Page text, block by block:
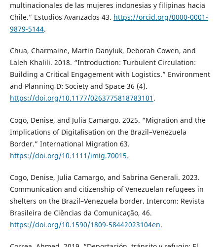
multinacionales de las mujeres indonesias y filipinas hacia
Chile.” Estudios Avanzados 43. https://orcid.org/0000-0001-
9879-5144.
Chua, Charmaine, Martin Danyluk, Deborah Cowen, and
Laleh Khalili. 2018. “Introduction: Turbulent Circulation:
Building a Critical Engagement with Logistics.” Environment
and Planning D: Society and Space 36 (4).
https://doi.org/10.1177/0263775818783101 .
Cogo, Denise, and Julia Camargo. 2025. “Migration and the
Implications of Digitalisation on the Brazil–Venezuela
Border.” International Migration 63.
https://doi.org/10.1111/imig.70015.
Cogo, Denise, Julia Camargo, and Sabrina Generali. 2023.
Communication and citizenship of Venezuelan refugees in
shelters on the Brazil–Venezuela border. Intercom: Revista
Brasileira de Ciências da Comunicação, 46.
https://doi.org/10.1590/1809-58442023104en.